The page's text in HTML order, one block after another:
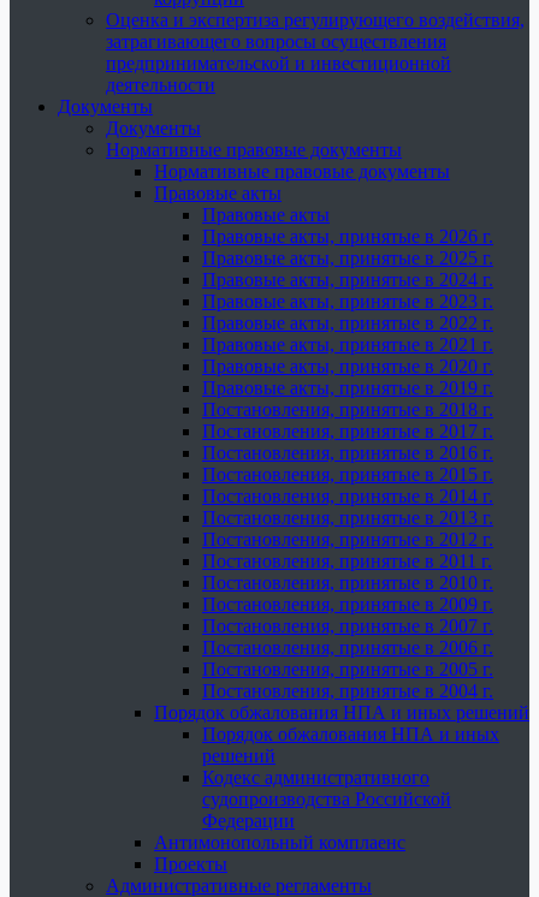
Оценка и экспертиза регулирующего воздействия,
затрагивающего вопросы осуществления
предпринимательской и инвестиционной
деятельности
Документы
Документы
Нормативные правовые документы
Нормативные правовые документы
Правовые акты
Правовые акты
Правовые акты, принятые в 2026 г.
Правовые акты, принятые в 2025 г.
Правовые акты, принятые в 2024 г.
Правовые акты, принятые в 2023 г.
Правовые акты, принятые в 2022 г.
Правовые акты, принятые в 2021 г.
Правовые акты, принятые в 2020 г.
Правовые акты, принятые в 2019 г.
Постановления, принятые в 2018 г.
Постановления, принятые в 2017 г.
Постановления, принятые в 2016 г.
Постановления, принятые в 2015 г.
Постановления, принятые в 2014 г.
Постановления, принятые в 2013 г.
Постановления, принятые в 2012 г.
Постановления, принятые в 2011 г.
Постановления, принятые в 2010 г.
Постановления, принятые в 2009 г.
Постановления, принятые в 2007 г.
Постановления, принятые в 2006 г.
Постановления, принятые в 2005 г.
Постановления, принятые в 2004 г.
Порядок обжалования НПА и иных решений
Порядок обжалования НПА и иных
решений
Кодекс административного
судопроизводства Российской
Федерации
Антимонопольный комплаенс
Проекты
Административные регламенты